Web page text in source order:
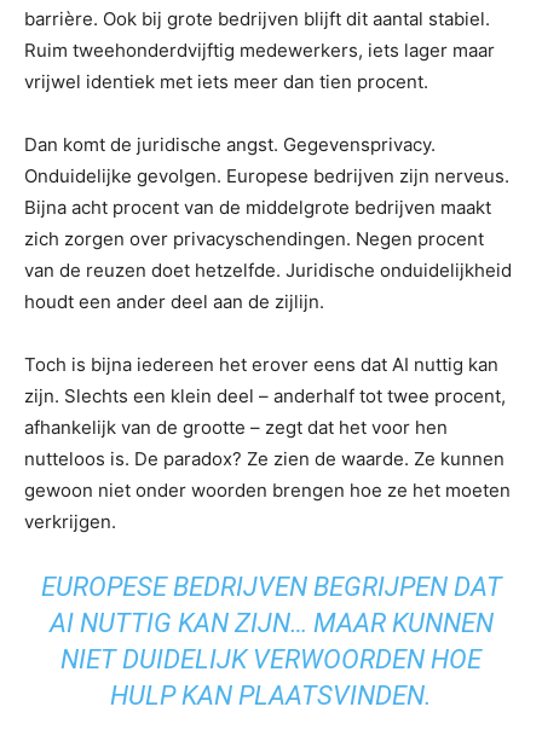
barrière. Ook bij grote bedrijven blijft dit aantal stabiel.
Ruim tweehonderdvijftig medewerkers, iets lager maar
vrijwel identiek met iets meer dan tien procent.
Dan komt de juridische angst. Gegevensprivacy.
Onduidelijke gevolgen. Europese bedrijven zijn nerveus.
Bijna acht procent van de middelgrote bedrijven maakt
zich zorgen over privacyschendingen. Negen procent
van de reuzen doet hetzelfde. Juridische onduidelijkheid
houdt een ander deel aan de zijlijn.
Toch is bijna iedereen het erover eens dat AI nuttig kan
zijn. Slechts een klein deel – anderhalf tot twee procent,
afhankelijk van de grootte – zegt dat het voor hen
nutteloos is. De paradox? Ze zien de waarde. Ze kunnen
gewoon niet onder woorden brengen hoe ze het moeten
verkrijgen.
EUROPESE BEDRIJVEN BEGRIJPEN DAT
AI NUTTIG KAN ZIJN… MAAR KUNNEN
NIET DUIDELIJK VERWOORDEN HOE
HULP KAN PLAATSVINDEN.